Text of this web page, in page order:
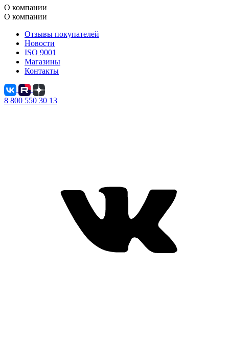
О компании
О компании
Отзывы покупателей
Новости
ISO 9001
Магазины
Контакты
8 800 550 30 13